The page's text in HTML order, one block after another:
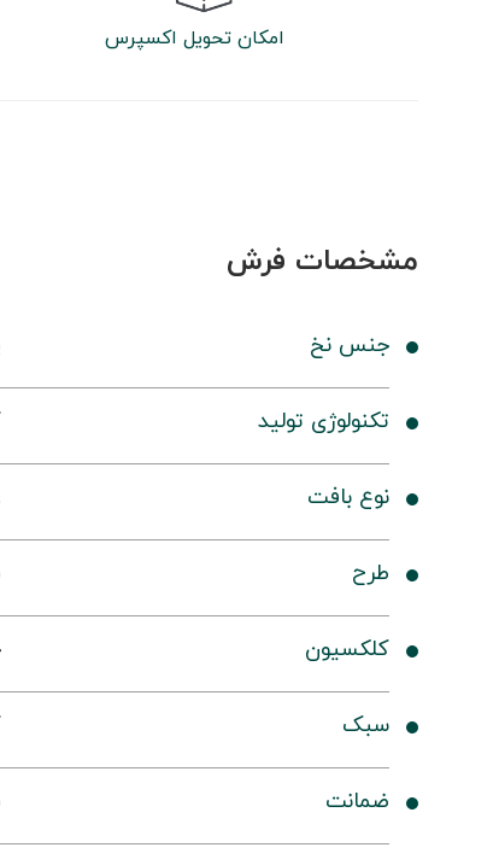
امکان تحویل اکسپرس
مشخصات فرش
جنس نخ
تکنولوژی تولید
نوع بافت
طرح
کلکسیون
سبک
ضمانت